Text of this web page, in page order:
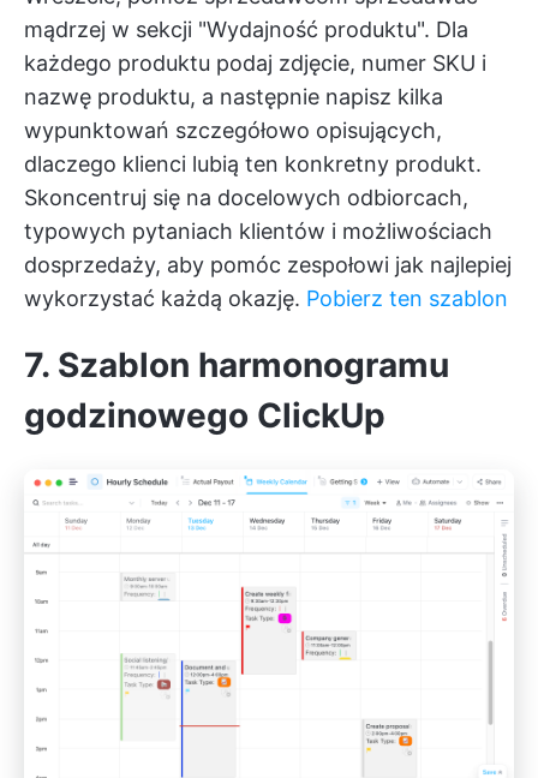
mądrzej w sekcji "Wydajność produktu". Dla
każdego produktu podaj zdjęcie, numer SKU i
nazwę produktu, a następnie napisz kilka
wypunktowań szczegółowo opisujących,
dlaczego klienci lubią ten konkretny produkt.
Skoncentruj się na docelowych odbiorcach,
typowych pytaniach klientów i możliwościach
dosprzedaży, aby pomóc zespołowi jak najlepiej
wykorzystać każdą okazję. Pobierz ten szablon
7. Szablon harmonogramu
godzinowego ClickUp